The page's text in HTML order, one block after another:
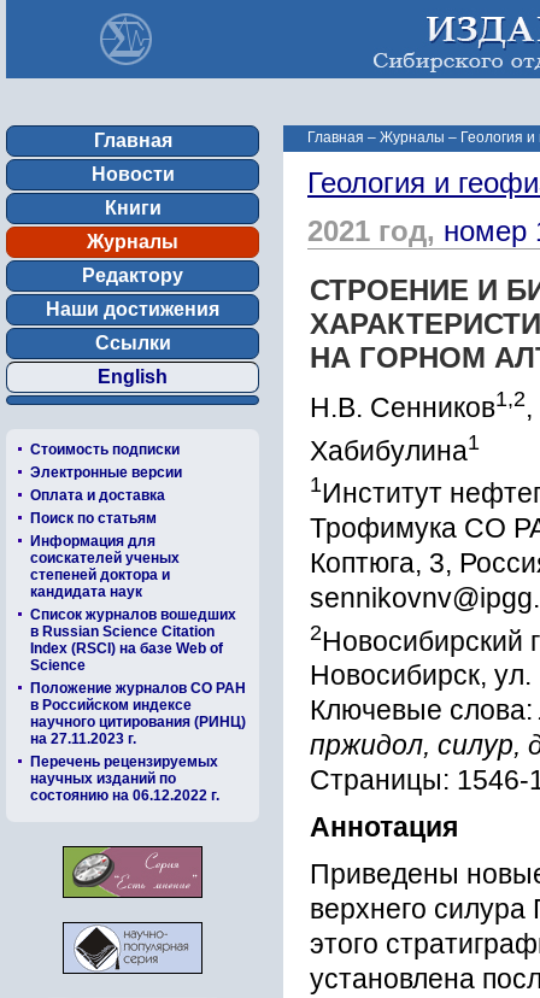
Главная
Новости
Книги
Журналы
Редактору
Наши достижения
Ссылки
English
Стоимость подписки
Электронные версии
Оплата и доставка
Поиск по статьям
Информация для
соискателей ученых
степеней доктора и
кандидата наук
Список журналов вошедших
в Russian Science Citation
Index (RSCI) на базе Web of
Science
Положение журналов СО РАН
в Российском индексе
научного цитирования (РИНЦ)
на 27.11.2023 г.
Перечень рецензируемых
научных изданий по
состоянию на 06.12.2022 г.
Главная – Журналы – Геология
Геология и
2021 год, номер
СТРОЕНИЕ И
НА ГОРНОМ
Н.В. Сенников1,2
Хабибулина1
1Институт
Трофимука СО
Коптюга, 3,
2Новосибирский
Новосибирск,
Ключевые слова:
пржидол, силур,
Страницы: 1546-
Аннотация
Приведены
верхнего
этого
установлена